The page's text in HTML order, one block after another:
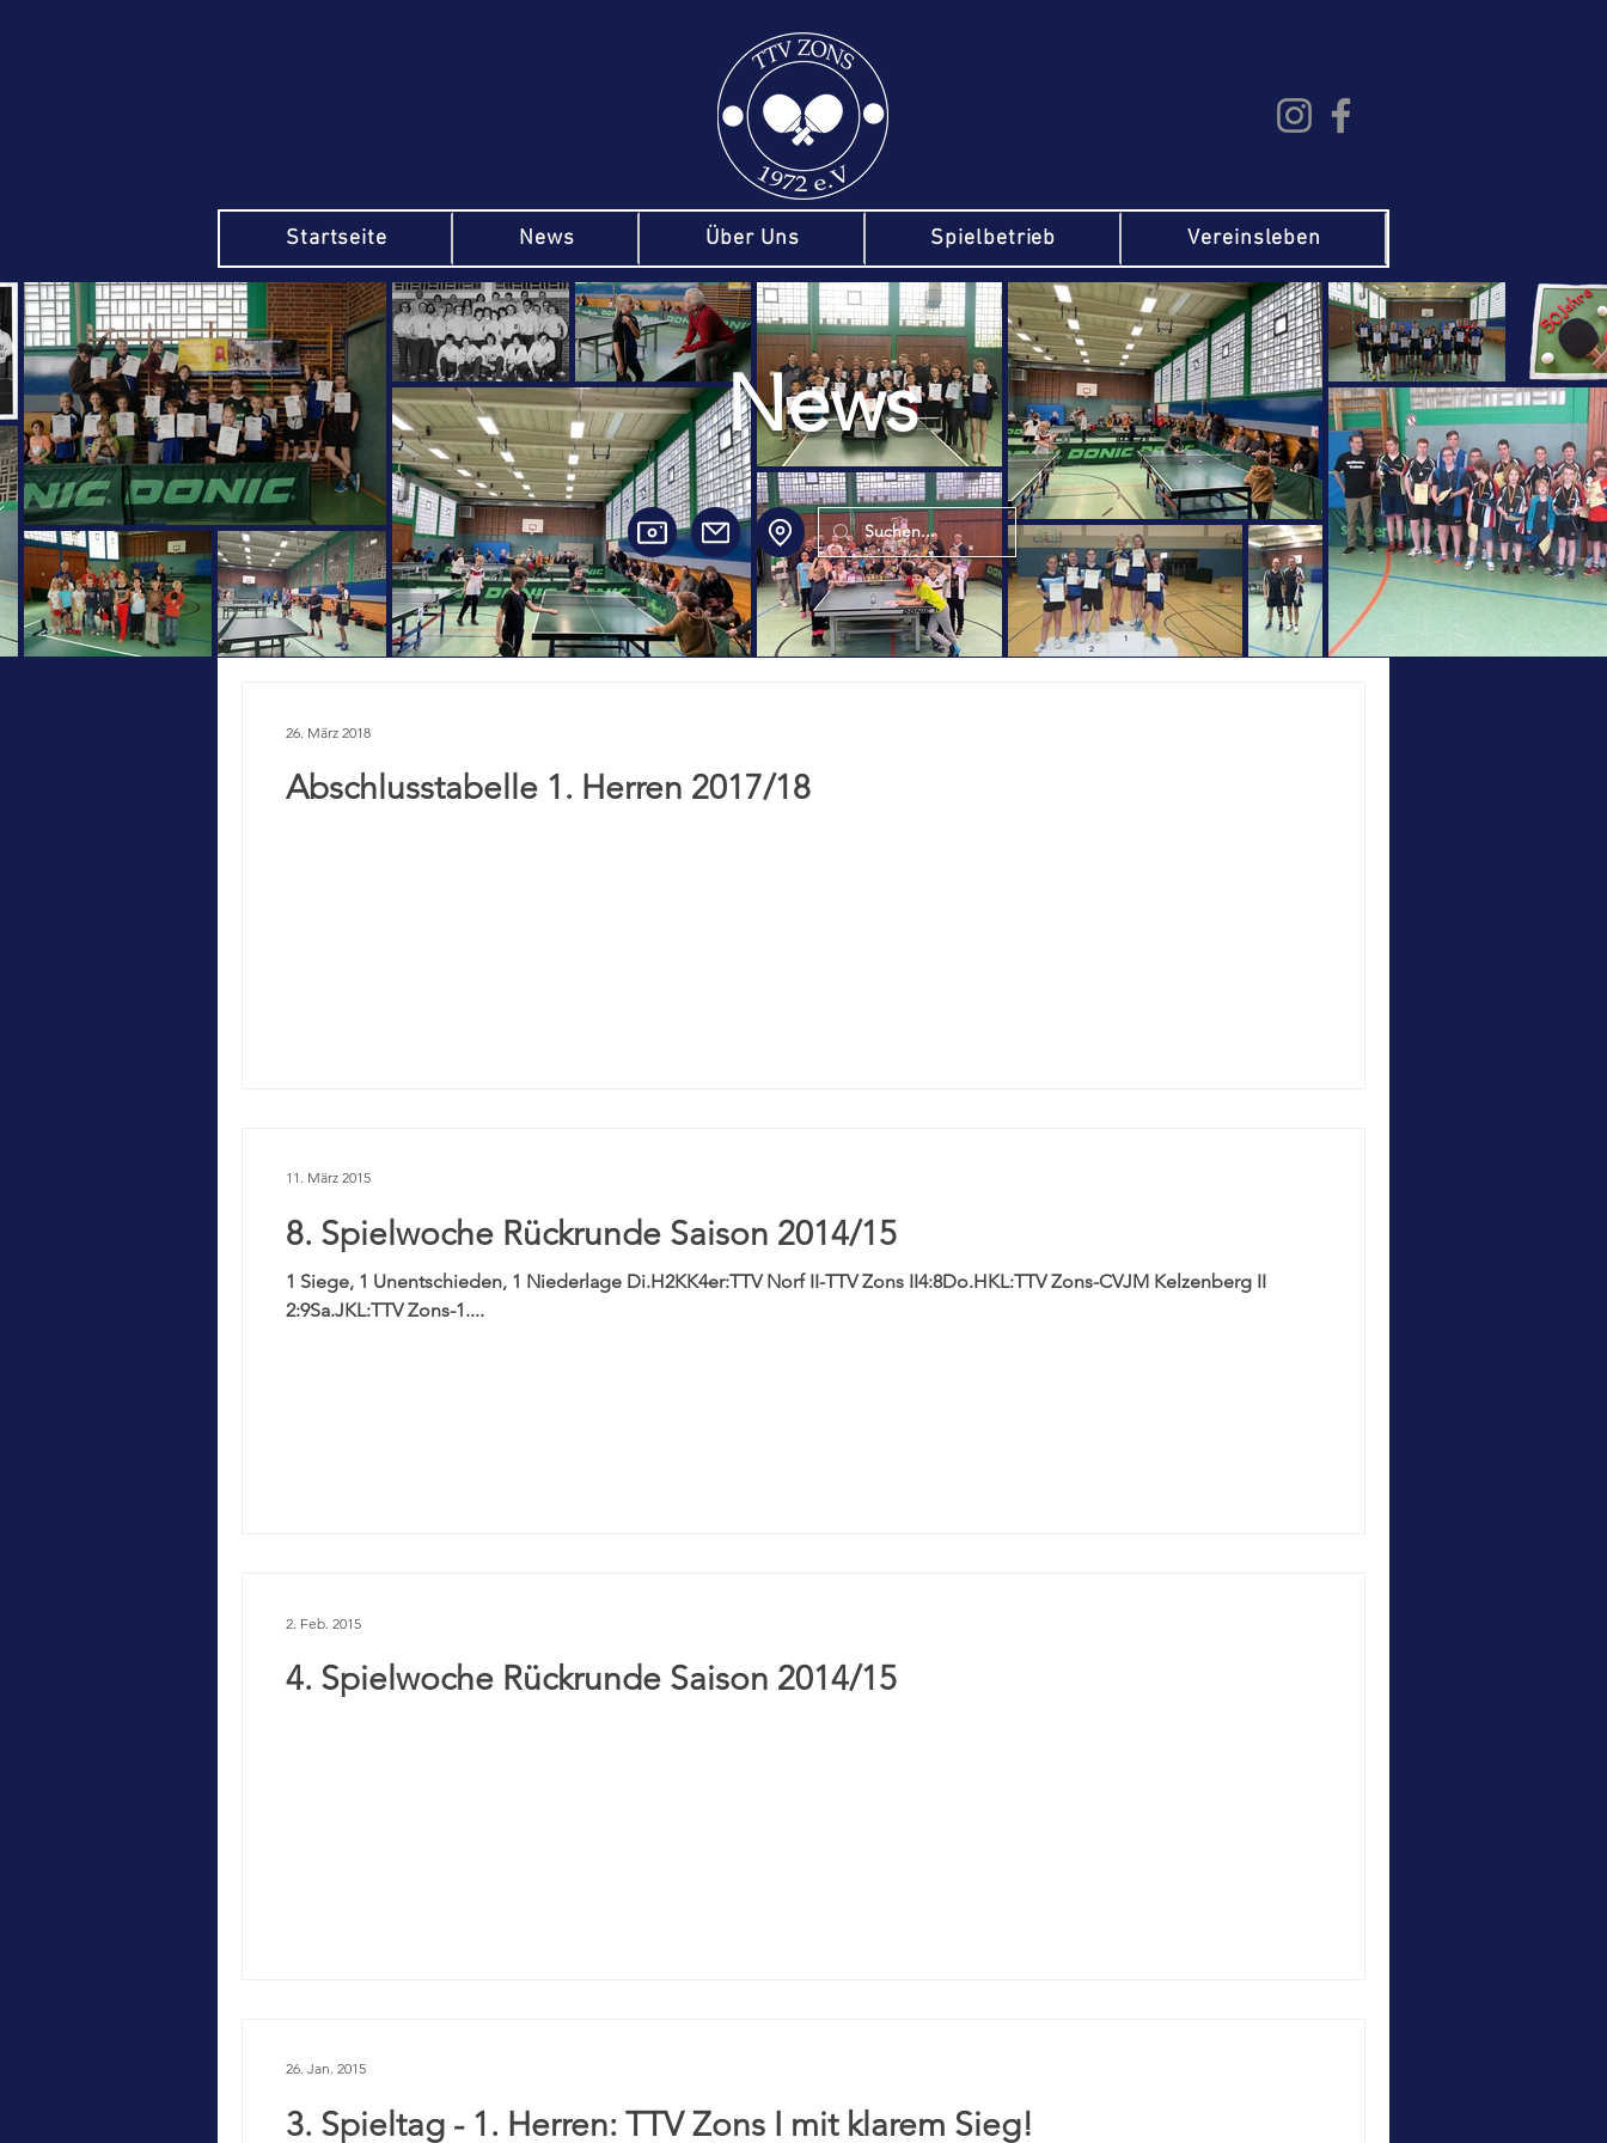
Startseite News Über Uns Spielbetrieb Vereinsleben
News
Abschlusstabelle 1. Herren 2017/18
26. März 2018
8. Spielwoche Rückrunde Saison 2014/15
1 Siege, 1 Unentschieden, 1 Niederlage Di.H2KK4er:TTV Norf II-TTV Zons II4:8Do.HKL:TTV Zons-CVJM Kelzenberg II
2:9Sa.JKL:TTV Zons-1....
11. März 2015
4. Spielwoche Rückrunde Saison 2014/15
2. Feb. 2015
3. Spieltag - 1. Herren: TTV Zons I mit klarem Sieg!
26. Jan. 2015